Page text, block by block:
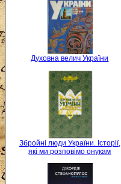
Духовна велич України
Збройні люди України. Історії,
які ми розповімо онукам